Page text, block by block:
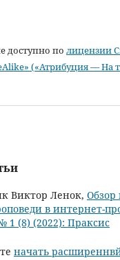
доступно по лицензии
(«Атрибуция — На
Виктор Ленок, Обзор
в интернет-
1 (8) (2022): Праксис
начать